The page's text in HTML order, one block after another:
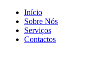
Início
Sobre Nós
Serviços
Contactos